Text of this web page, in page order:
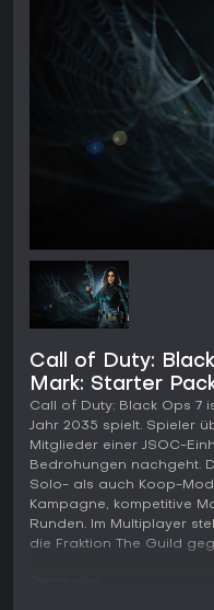
Call of Duty:
Mark: Starter
Call of Duty: Black Ops 7
Jahr 2035 spielt. Spieler
Mitglieder einer JSOC-
Bedrohungen nachgeht.
Solo- als auch Koop-
Kampagne, kompetitive
Runden. Im Multiplayer
die Fraktion The Guild